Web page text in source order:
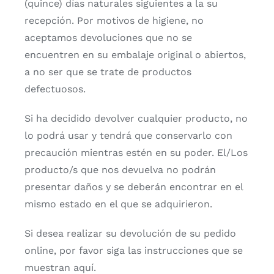
(quince) días naturales siguientes a la su
recepción. Por motivos de higiene, no
aceptamos devoluciones que no se
encuentren en su embalaje original o abiertos,
a no ser que se trate de productos
defectuosos.
Si ha decidido devolver cualquier producto, no
lo podrá usar y tendrá que conservarlo con
precaución mientras estén en su poder. El/Los
producto/s que nos devuelva no podrán
presentar daños y se deberán encontrar en el
mismo estado en el que se adquirieron.
Si desea realizar su devolución de su pedido
online, por favor siga las instrucciones que se
muestran aquí.